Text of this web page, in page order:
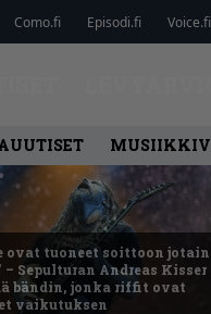
Como.fi Episodi.fi Voice.fi
ovat tuoneet soittoon jotain
– Sepulturan Andreas Kisser
bändin, jonka riffit ovat
vaikutuksen